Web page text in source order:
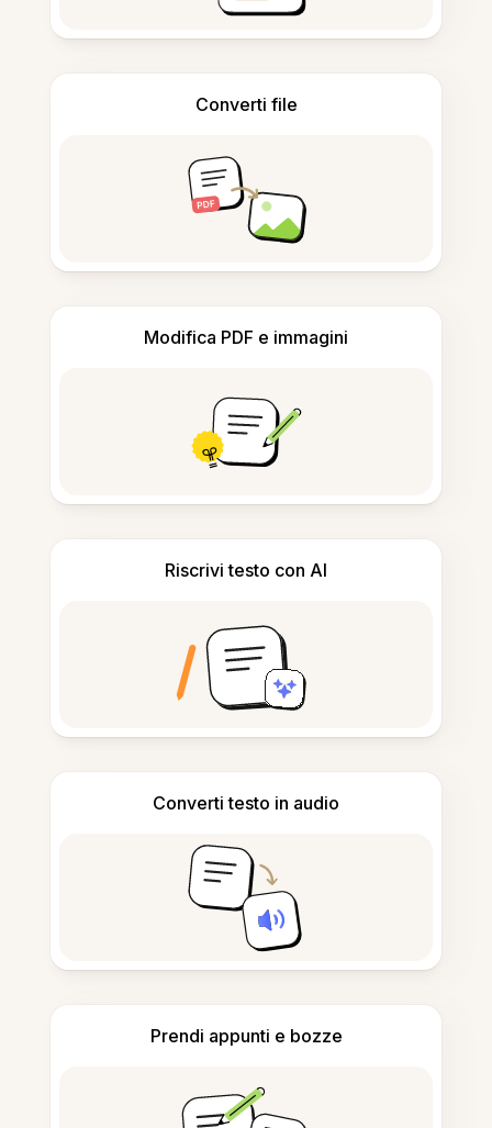
Converti file
Modifica PDF e immagini
Riscrivi testo con AI
Converti testo in audio
Prendi appunti e bozze